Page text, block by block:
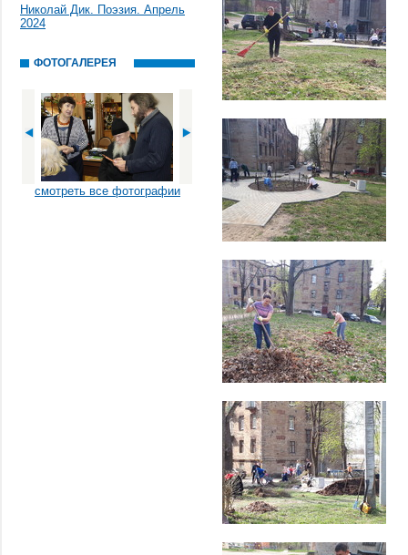
Николай Дик. Поэзия. Апрель
2024
ФОТОГАЛЕРЕЯ
смотреть все фотографии